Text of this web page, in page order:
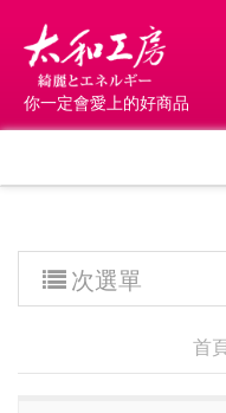
你一定會愛上的好商品
次選單
首